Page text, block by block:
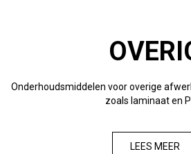
Onderhoudsmiddelen voor overige
zoals laminaat en
LEES MEER